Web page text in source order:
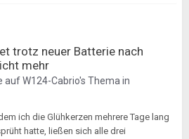
trotz neuer Batterie nach
mehr
aufW124-Cabrio's Thema in
ich die Glühkerzen mehrere Tage lang
hatte, ließen sich alle drei